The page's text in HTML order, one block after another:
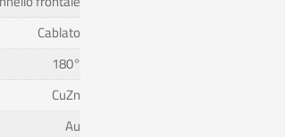
Cablato
180°
CuZn
Au